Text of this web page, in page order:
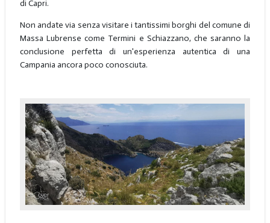
di Capri.
Non andate via senza visitare i tantissimi borghi del comune di
Massa Lubrense come Termini e Schiazzano, che saranno la
conclusione perfetta di un'esperienza autentica di una
Campania ancora poco conosciuta.